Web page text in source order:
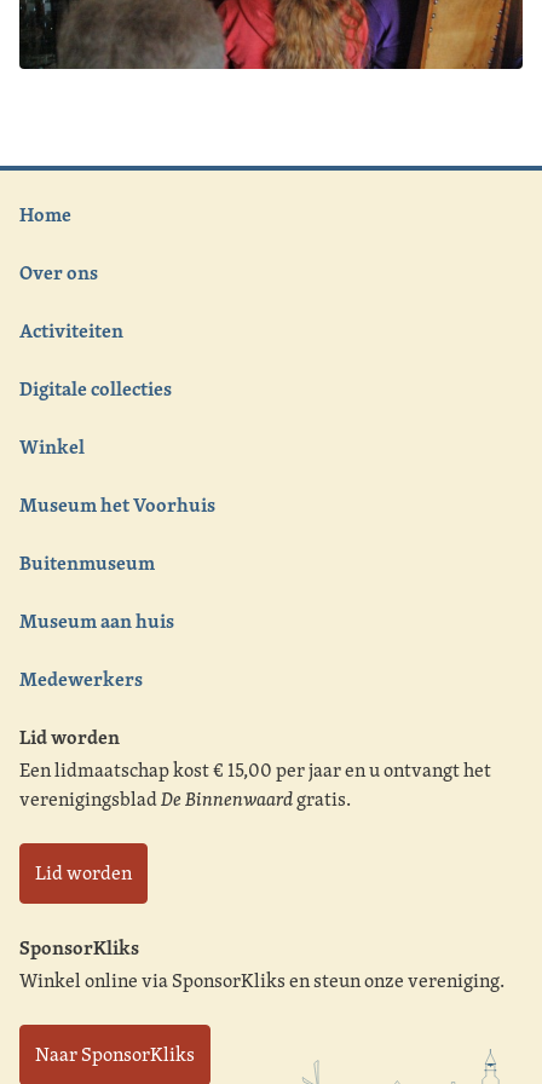
Home
Over ons
Activiteiten
Digitale collecties
Winkel
Museum het Voorhuis
Buitenmuseum
Museum aan huis
Medewerkers
Lid worden
Een lidmaatschap kost € 15,00 per jaar en u ontvangt het
verenigingsbladDe Binnenwaardgratis.
Lid worden
SponsorKliks
Winkel online via SponsorKliks en steun onze vereniging.
Naar SponsorKliks